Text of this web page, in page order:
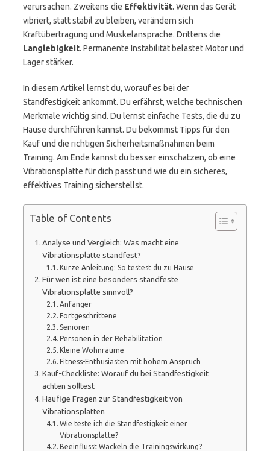
verursachen. Zweitens die Effektivität. Wenn das Gerät
vibriert, statt stabil zu bleiben, verändern sich
Kraftübertragung und Muskelansprache. Drittens die
Langlebigkeit. Permanente Instabilität belastet Motor und
Lager stärker.
In diesem Artikel lernst du, worauf es bei der
Standfestigkeit ankommt. Du erfährst, welche technischen
Merkmale wichtig sind. Du lernst einfache Tests, die du zu
Hause durchführen kannst. Du bekommst Tipps für den
Kauf und die richtigen Sicherheitsmaßnahmen beim
Training. Am Ende kannst du besser einschätzen, ob eine
Vibrationsplatte für dich passt und wie du ein sicheres,
effektives Training sicherstellst.
Table of Contents
Analyse und Vergleich: Was macht eine
Vibrationsplatte standfest?
Kurze Anleitung: So testest du zu Hause
Für wen ist eine besonders standfeste
Vibrationsplatte sinnvoll?
Anfänger
Fortgeschrittene
Senioren
Personen in der Rehabilitation
Kleine Wohnräume
Fitness-Enthusiasten mit hohem Anspruch
Kauf-Checkliste: Worauf du bei Standfestigkeit
achten solltest
Häufige Fragen zur Standfestigkeit von
Vibrationsplatten
Wie teste ich die Standfestigkeit einer
Vibrationsplatte?
Beeinflusst Wackeln die Trainingswirkung?